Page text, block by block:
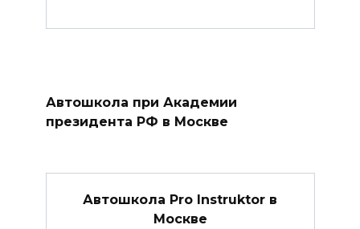
Автошкола при Академии
президента РФ в Москве
Автошкола Pro Instruktor в
Москве